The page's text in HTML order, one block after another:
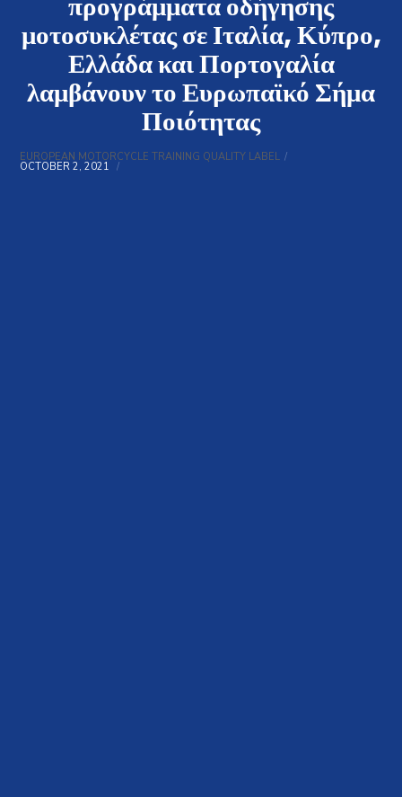
μοτοσυκλέτας σε Ιταλία, Κύπρο,
Ελλάδα και Πορτογαλία
λαμβάνουν το Ευρωπαϊκό Σήμα
Ποιότητας
EUROPEAN MOTORCYCLE TRAINING QUALITY LABEL
OCTOBER 2, 2021